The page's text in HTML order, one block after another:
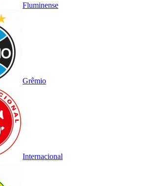
Fluminense
Grêmio
Internacional